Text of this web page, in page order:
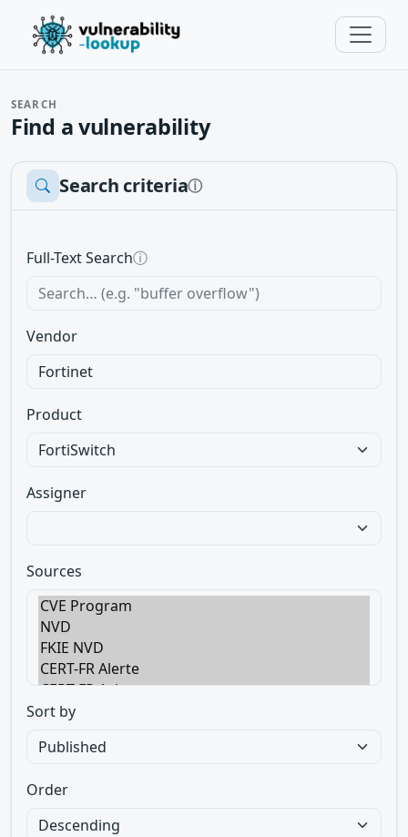
SEARCH
Find a vulnerability
Search criteriaⓘ
Full-Text Searchⓘ
Vendor
Product
Assigner
Sources
Sort by
Order